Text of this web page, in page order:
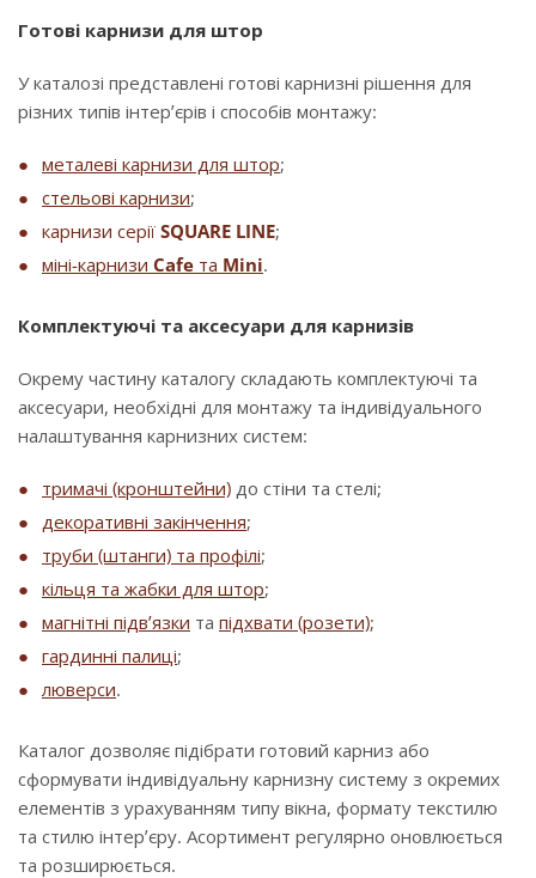
Готові карнизи для штор
У каталозі представлені готові карнизні рішення для
різних типів інтер’єрів і способів монтажу:
металеві карнизи для штор;
стельові карнизи;
карнизи серії SQUARE LINE;
міні-карнизи Cafe та Mini.
Комплектуючі та аксесуари для карнизів
Окрему частину каталогу складають комплектуючі та
аксесуари, необхідні для монтажу та індивідуального
налаштування карнизних систем:
тримачі (кронштейни) до стіни та стелі;
декоративні закінчення;
труби (штанги) та профілі;
кільця та жабки для штор;
магнітні підв’язки та підхвати (розети);
гардинні палиці;
люверси.
Каталог дозволяє підібрати готовий карниз або
сформувати індивідуальну карнизну систему з окремих
елементів з урахуванням типу вікна, формату текстилю
та стилю інтер’єру. Асортимент регулярно оновлюється
та розширюється.